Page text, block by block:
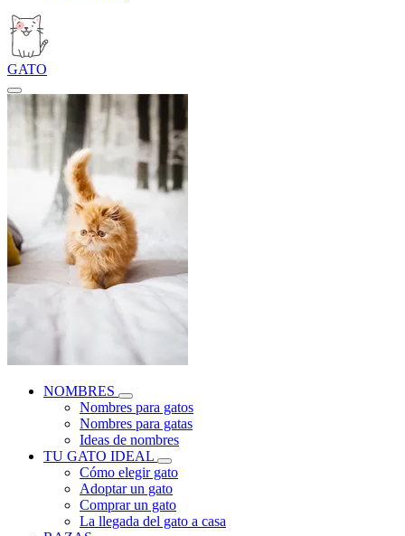
GATO
NOMBRES
Nombres para gatos
Nombres para gatas
Ideas de nombres
TU GATO IDEAL
Cómo elegir gato
Adoptar un gato
Comprar un gato
La llegada del gato a casa